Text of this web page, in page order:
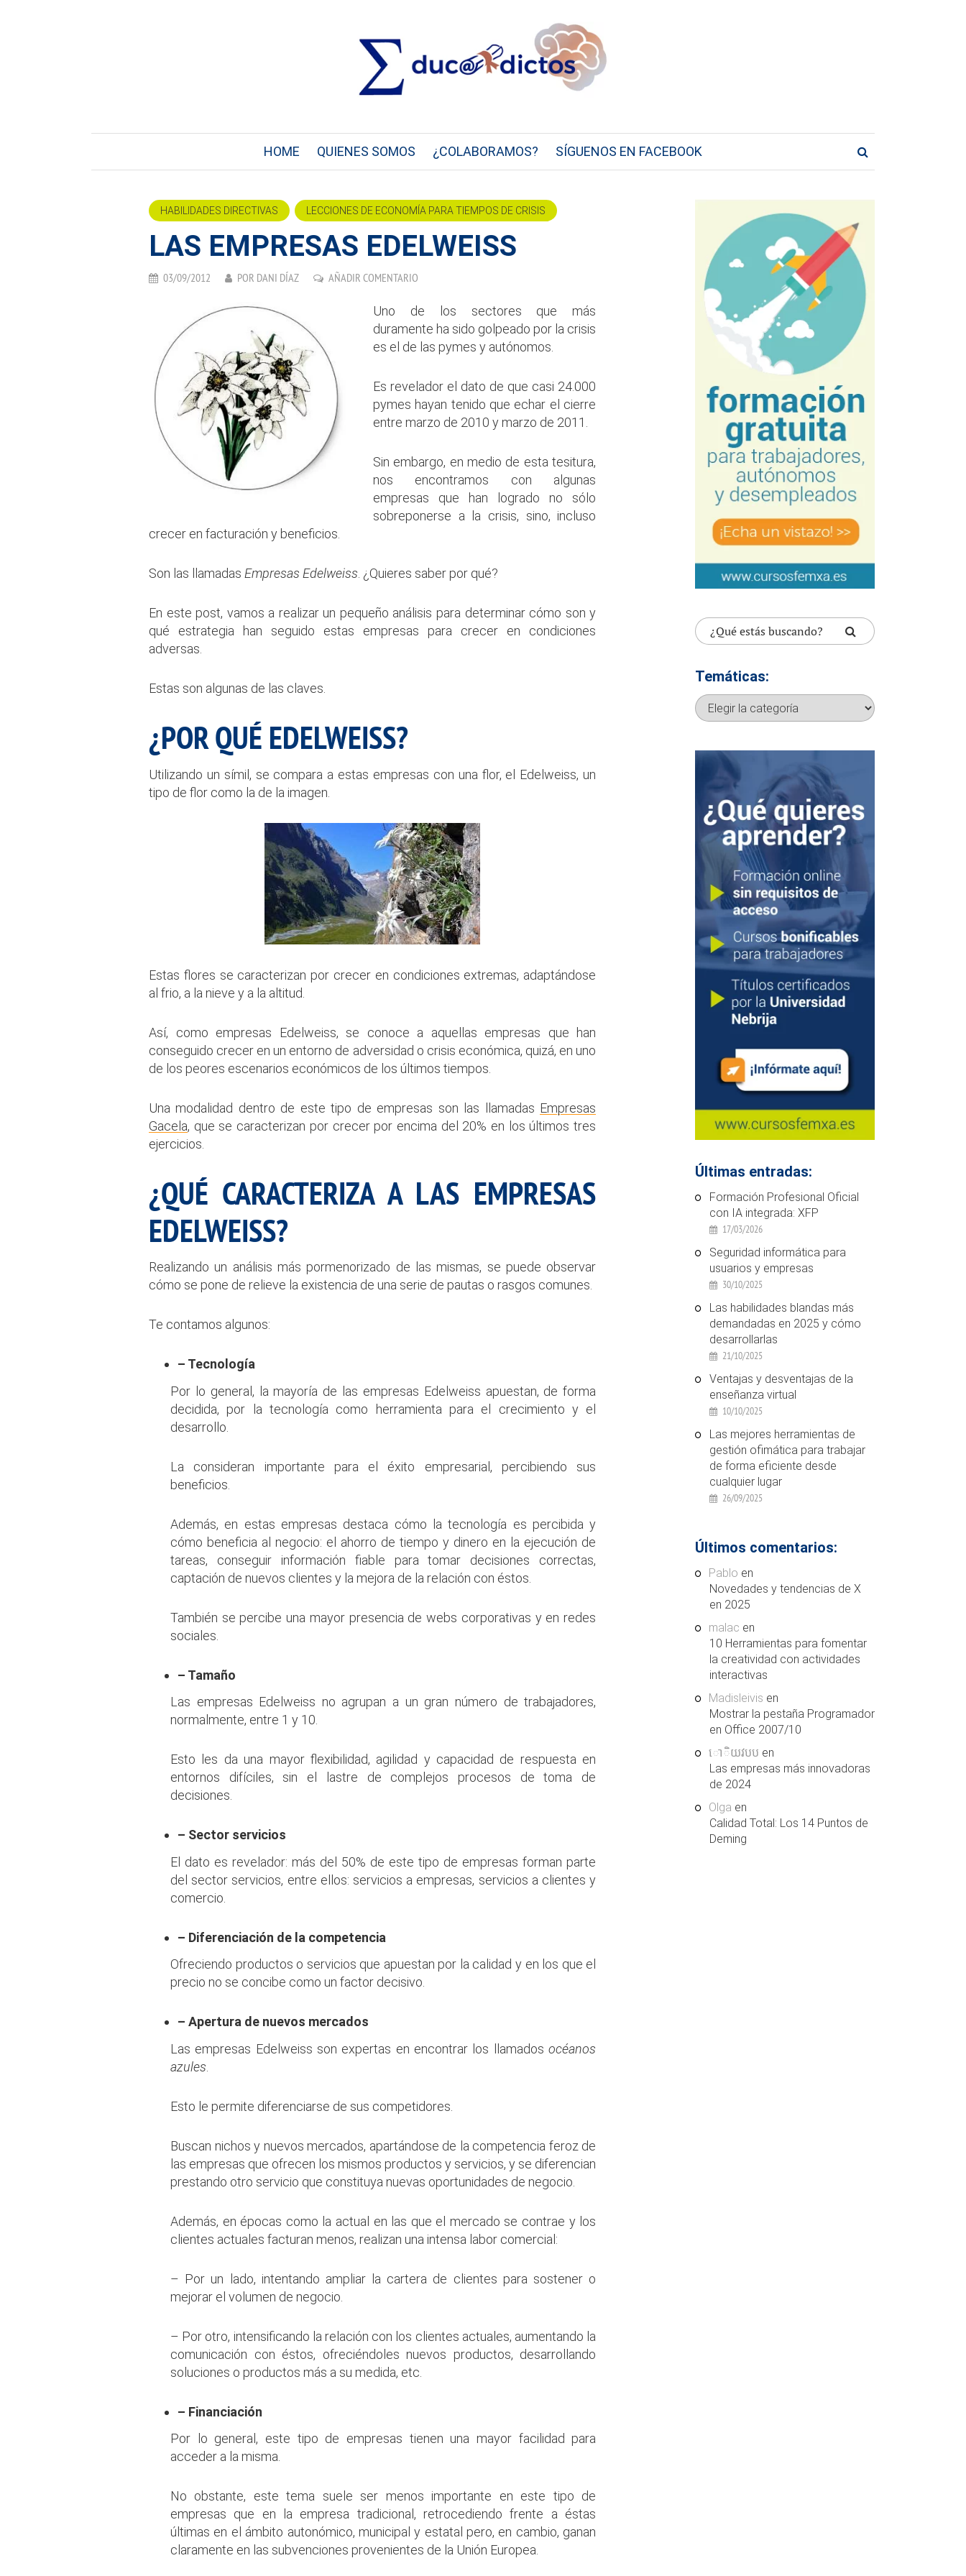
HOME QUIENES SOMOS ¿COLABORAMOS? SÍGUENOS EN FACEBOOK
HABILIDADES DIRECTIVAS LECCIONES DE ECONOMÍA PARA TIEMPOS DE CRISIS
LAS EMPRESAS EDELWEISS
03/09/2012 POR DANI DÍAZ AÑADIR COMENTARIO
Uno de los sectores que más
duramente ha sido golpeado por la crisis
es el de las pymes y autónomos.
Es revelador el dato de que casi 24.000
pymes hayan tenido que echar el cierre
entre marzo de 2010 y marzo de 2011.
Sin embargo, en medio de esta tesitura,
nos encontramos con algunas
empresas que han logrado no sólo
sobreponerse a la crisis, sino, incluso
crecer en facturación y beneficios.
Son las llamadas Empresas Edelweiss. ¿Quieres saber por qué?
En este post, vamos a realizar un pequeño análisis para determinar cómo son y
qué estrategia han seguido estas empresas para crecer en condiciones
adversas.
Estas son algunas de las claves.
¿POR QUÉ EDELWEISS?
Utilizando un símil, se compara a estas empresas con una flor, el Edelweiss, un
tipo de flor como la de la imagen.
Estas flores se caracterizan por crecer en condiciones extremas, adaptándose
al frio, a la nieve y a la altitud.
Así, como empresas Edelweiss, se conoce a aquellas empresas que han
conseguido crecer en un entorno de adversidad o crisis económica, quizá, en uno
de los peores escenarios económicos de los últimos tiempos.
Una modalidad dentro de este tipo de empresas son las llamadas Empresas
Gacela, que se caracterizan por crecer por encima del 20% en los últimos tres
ejercicios.
¿QUÉ CARACTERIZA A LAS EMPRESAS
EDELWEISS?
Realizando un análisis más pormenorizado de las mismas, se puede observar
cómo se pone de relieve la existencia de una serie de pautas o rasgos comunes.
Te contamos algunos:
– Tecnología
Por lo general, la mayoría de las empresas Edelweiss apuestan, de forma
decidida, por la tecnología como herramienta para el crecimiento y el
desarrollo.
La consideran importante para el éxito empresarial, percibiendo sus
beneficios.
Además, en estas empresas destaca cómo la tecnología es percibida y
cómo beneficia al negocio: el ahorro de tiempo y dinero en la ejecución de
tareas, conseguir información fiable para tomar decisiones correctas,
captación de nuevos clientes y la mejora de la relación con éstos.
También se percibe una mayor presencia de webs corporativas y en redes
sociales.
– Tamaño
Las empresas Edelweiss no agrupan a un gran número de trabajadores,
normalmente, entre 1 y 10.
Esto les da una mayor flexibilidad, agilidad y capacidad de respuesta en
entornos difíciles, sin el lastre de complejos procesos de toma de
decisiones.
– Sector servicios
El dato es revelador: más del 50% de este tipo de empresas forman parte
del sector servicios, entre ellos: servicios a empresas, servicios a clientes y
comercio.
– Diferenciación de la competencia
Ofreciendo productos o servicios que apuestan por la calidad y en los que el
precio no se concibe como un factor decisivo.
– Apertura de nuevos mercados
Las empresas Edelweiss son expertas en encontrar los llamadosocéanos
azules
Esto le permite diferenciarse de sus competidores.
Buscan nichos y nuevos mercados, apartándose de la competencia feroz de
las empresas que ofrecen los mismos productos y servicios, y se diferencian
prestando otro servicio que constituya nuevas oportunidades de negocio.
Además, en épocas como la actual en las que el mercado se contrae y los
clientes actuales facturan menos, realizan una intensa labor comercial:
– Por un lado, intentando ampliar la cartera de clientes para sostener o
mejorar el volumen de negocio.
– Por otro, intensificando la relación con los clientes actuales, aumentando la
comunicación con éstos, ofreciéndoles nuevos productos, desarrollando
soluciones o productos más a su medida, etc.
– Financiación
Por lo general, este tipo de empresas tienen una mayor facilidad para
acceder a la misma.
No obstante, este tema suele ser menos importante en este tipo de
empresas que en la empresa tradicional, retrocediendo frente a éstas
últimas en el ámbito autonómico, municipal y estatal pero, en cambio, ganan
claramente en las subvenciones provenientes de la Unión Europea.
Temáticas:
Temáticas:
Últimas entradas:
Formación Profesional Oficial
con IA integrada: XFP
17/03/2026
Seguridad informática para
usuarios y empresas
30/10/2025
Las habilidades blandas más
demandadas en 2025 y cómo
desarrollarlas
21/10/2025
Ventajas y desventajas de la
enseñanza virtual
10/10/2025
Las mejores herramientas de
gestión ofimática para trabajar
de forma eficiente desde
cualquier lugar
26/09/2025
Últimos comentarios:
Pablo en
Novedades y tendencias de X
en 2025
malac en
10 Herramientas para fomentar
la creatividad con actividades
interactivas
Madisleivis en
Mostrar la pestaña Programador
en Office 2007/10
ោិយវបប en
Las empresas más innovadoras
de 2024
Olga en
Calidad Total: Los 14 Puntos de
Deming